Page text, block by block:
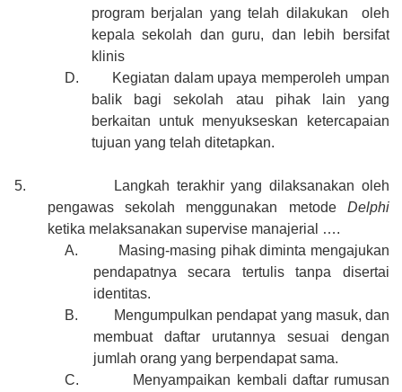
program berjalan yang telah dilakukan oleh
kepala sekolah dan guru, dan lebih bersifat
klinis
D.
Kegiatan dalam upaya memperoleh umpan
balik bagi sekolah atau pihak lain yang
berkaitan untuk menyukseskan ketercapaian
tujuan yang telah ditetapkan.
5.
Langkah terakhir yang dilaksanakan oleh
pengawas sekolah menggunakan metode Delphi
ketika melaksanakan supervise manajerial ….
A.
Masing-masing pihak diminta mengajukan
pendapatnya secara tertulis tanpa disertai
identitas.
B.
Mengumpulkan pendapat yang masuk, dan
membuat daftar urutannya sesuai dengan
jumlah orang yang berpendapat sama.
C.
Menyampaikan kembali daftar rumusan